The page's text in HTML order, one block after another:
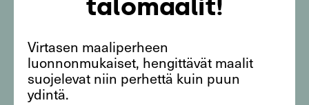
talomaalit!
Virtasen maaliperheen
luonnonmukaiset, hengittävät maalit
suojelevat niin perhettä kuin puun
ydintä.